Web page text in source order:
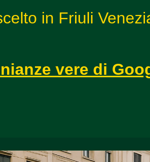
in Friuli
vere di